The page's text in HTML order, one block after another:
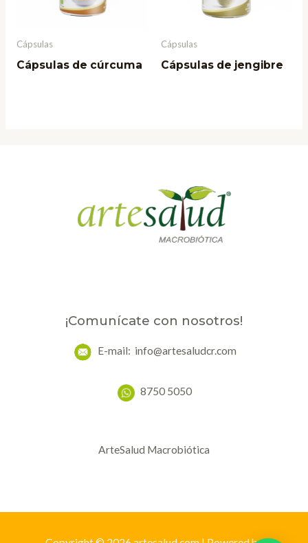
Cápsulas
Cápsulas de cúrcuma
Cápsulas
Cápsulas de jengibre
¡Comunícate con nosotros!
E-mail: info@artesaludcr.com
8750 5050
ArteSalud Macrobiótica